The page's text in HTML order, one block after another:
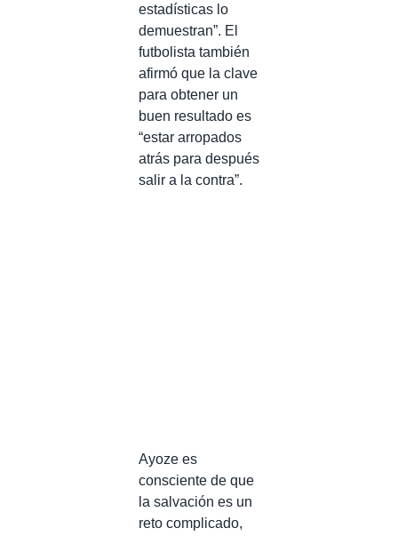
estadísticas lo
demuestran”. El
futbolista también
afirmó que la clave
para obtener un
buen resultado es
“estar arropados
atrás para después
salir a la contra”.
Ayoze es
consciente de que
la salvación es un
reto complicado,